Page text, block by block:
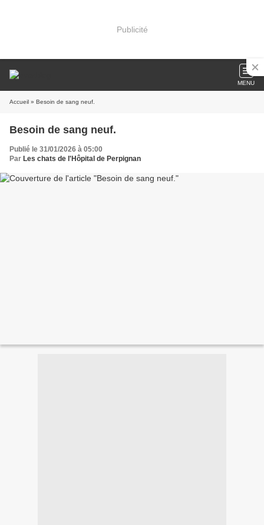
Publicité
MENU
Accueil » Besoin de sang neuf.
Besoin de sang neuf.
Publié le 31/01/2026 à 05:00
Par Les chats de l'Hôpital de Perpignan